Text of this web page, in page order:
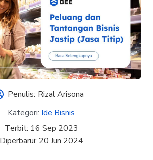
Penulis: Rizal Arisona
Kategori: Ide Bisnis
Terbit: 16 Sep 2023
Diperbarui: 20 Jun 2024